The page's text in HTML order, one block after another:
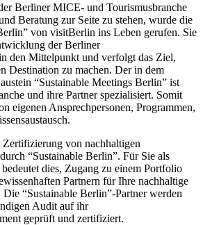
Berliner MICE- und Tourismusbranche
Beratung zur Seite zu stehen, wurde die
von visitBerlin ins Leben gerufen. Sie
der Berliner
den Mittelpunkt und verfolgt das Ziel,
Destination zu machen. Der in dem
“Sustainable Meetings Berlin” ist
und ihre Partner spezialisiert. Somit
eigenen Ansprechpersonen, Programmen,
von nachhaltigen
“Sustainable Berlin”. Für Sie als
dies, Zugang zu einem Portfolio
Partnern für Ihre nachhaltige
“Sustainable Berlin”-Partner werden
Audit auf ihr
geprüft und zertifiziert.